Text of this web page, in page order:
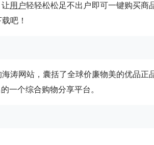
用户轻轻松松足不出户即可一键购买商
吧！
涛网站，囊括了全球价廉物美的优品正
一个综合购物分享平台。